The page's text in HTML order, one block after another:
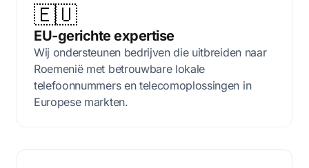
🇪🇺
EU-gerichte expertise
Wij ondersteunen bedrijven die uitbreiden naar
Roemenië met betrouwbare lokale
telefoonnummers en telecomoplossingen in
Europese markten.